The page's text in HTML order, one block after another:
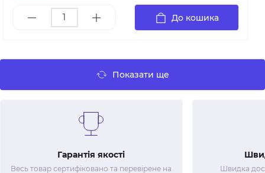
До кошика
Показати ще
Гарантія якості
Весь товар сертифіковано та перевірене на
Швидка